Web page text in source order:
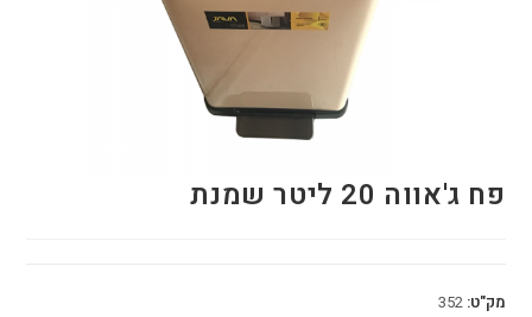
פח ג'אווה 20 ליטר שמנת
מק"ט:352